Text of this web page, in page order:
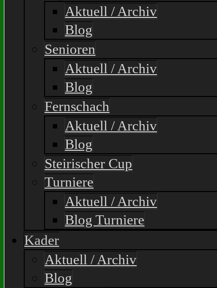
Aktuell / Archiv
Blog
Senioren
Aktuell / Archiv
Blog
Fernschach
Aktuell / Archiv
Blog
Steirischer Cup
Turniere
Aktuell / Archiv
Blog Turniere
Kader
Aktuell / Archiv
Blog